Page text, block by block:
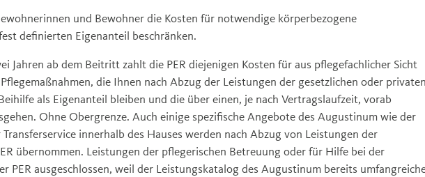
und Bewohner die Kosten für notwendige körperbezogene
definierten Eigenanteil beschränken.
Jahren ab dem Beitritt zahlt die PER diejenigen Kosten für aus pflegefachlicher Sicht
die Ihnen nach Abzug der Leistungen der gesetzlichen oder privaten
als Eigenanteil bleiben und die über einen, je nach Vertragslaufzeit, vorab
Ohne Obergrenze. Auch einige spezifische Angebote des Augustinum wie der
innerhalb des Hauses werden nach Abzug von Leistungen der
übernommen. Leistungen der pflegerischen Betreuung oder für Hilfe bei der
PER ausgeschlossen, weil der Leistungskatalog des Augustinum bereits